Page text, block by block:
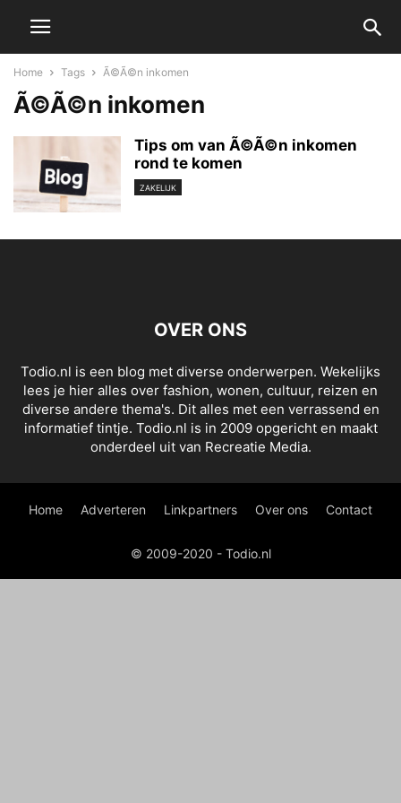
Home Tags Ã©Ã©n inkomen
Ã©Ã©n inkomen
Tips om van Ã©Ã©n inkomen
rond te komen
ZAKELIJK
OVER ONS
Todio.nl is een blog met diverse onderwerpen. Wekelijks
lees je hier alles over fashion, wonen, cultuur, reizen en
diverse andere thema's. Dit alles met een verrassend en
informatief tintje. Todio.nl is in 2009 opgericht en maakt
onderdeel uit van Recreatie Media.
Home Adverteren Linkpartners Over ons Contact
© 2009-2020 - Todio.nl